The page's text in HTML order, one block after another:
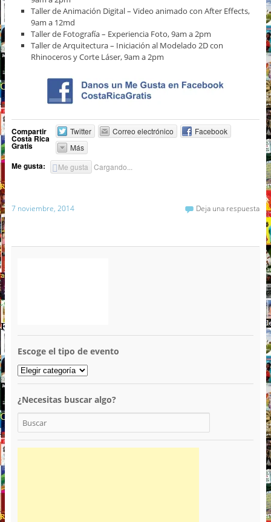
Taller de Animación Digital – Video animado con After Effects,
9am a 12md
Taller de Fotografía – Experiencia Foto, 9am a 2pm
Taller de Arquitectura – Iniciación al Modelado 2D con
Rhinoceros y Corte Láser, 9am a 2pm
Compartir
Costa Rica
Gratis
Twitter Correo electrónico
Facebook
Más
Me gusta: Me gusta Cargando...
7 noviembre, 2014 Deja una respuesta
Escoge el tipo de evento
¿Necesitas buscar algo?